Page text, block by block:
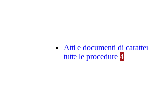
Atti e documenti di
tutte le procedure 4